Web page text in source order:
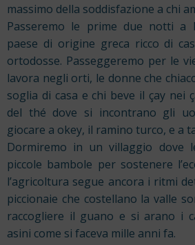
massimo della soddisfazione a chi
Passeremo le prime due notti a
paese di origine greca ricco di
ortodosse. Passeggeremo per le
lavora negli orti, le donne che
soglia di casa e chi beve il çay nei
del thé dove si incontrano gli
giocare a okey, il ramino turco, e a
Dormiremo in un villaggio dove
piccole bambole per sostenere
l’agricoltura segue ancora i ritmi
piccionaie che costellano la valle
raccogliere il guano e si arano i
asini come si faceva mille anni fa.